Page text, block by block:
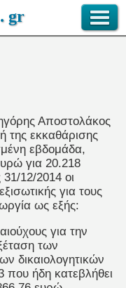
gr
Αποστολάκος
της εκκαθάρισης
εβδομάδα,
για 20.218
12/2014 οι
για τους
ως εξής:
για την
των
δικαιολογητικών
που ήδη κατεβλήθει